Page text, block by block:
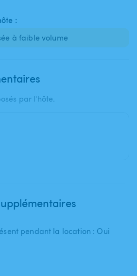
:
à faible volume
par l'hôte.
pendant la location : Oui